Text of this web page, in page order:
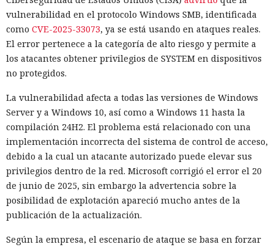
vulnerabilidad en el protocolo Windows SMB, identificada
como CVE-2025-33073, ya se está usando en ataques reales.
El error pertenece a la categoría de alto riesgo y permite a
los atacantes obtener privilegios de SYSTEM en dispositivos
no protegidos.
La vulnerabilidad afecta a todas las versiones de Windows
Server y a Windows 10, así como a Windows 11 hasta la
compilación 24H2. El problema está relacionado con una
implementación incorrecta del sistema de control de acceso,
debido a la cual un atacante autorizado puede elevar sus
privilegios dentro de la red. Microsoft corrigió el error el 20
de junio de 2025, sin embargo la advertencia sobre la
posibilidad de explotación apareció mucho antes de la
publicación de la actualización.
Según la empresa, el escenario de ataque se basa en forzar